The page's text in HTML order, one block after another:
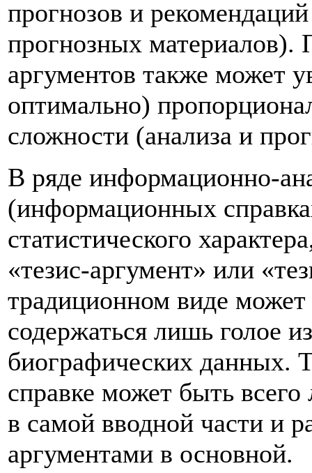
прогнозов и
прогнозных материалов).
аргументов также может
оптимально)
сложности (анализа и
В ряде информационно-
(информационных
статистического
«тезис-аргумент» или
традиционном виде
содержаться лишь голое
биографических данных.
справке может быть
в самой вводной части и
аргументами в основной.